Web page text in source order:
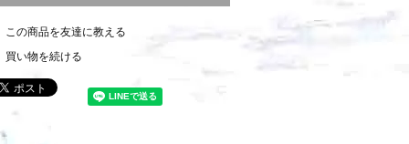
この商品を友達に教える
買い物を続ける